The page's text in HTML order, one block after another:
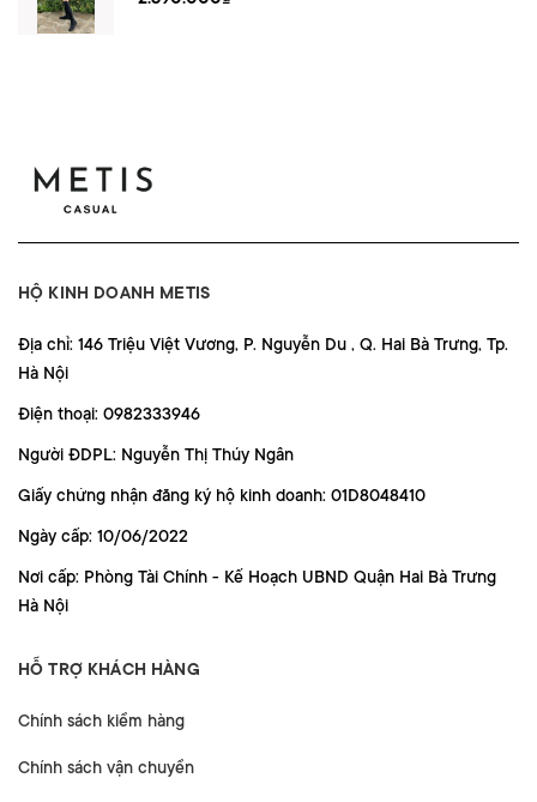
HỘ KINH DOANH METIS
Địa chỉ: 146 Triệu Việt Vương, P. Nguyễn Du , Q. Hai Bà Trưng, Tp.
Hà Nội
Điện thoại: 0982333946
Người ĐDPL: Nguyễn Thị Thúy Ngân
Giấy chứng nhận đăng ký hộ kinh doanh: 01D8048410
Ngày cấp: 10/06/2022
Nơi cấp: Phòng Tài Chính - Kế Hoạch UBND Quận Hai Bà Trưng
Hà Nội
HỖ TRỢ KHÁCH HÀNG
Chính sách kiểm hàng
Chính sách vận chuyển